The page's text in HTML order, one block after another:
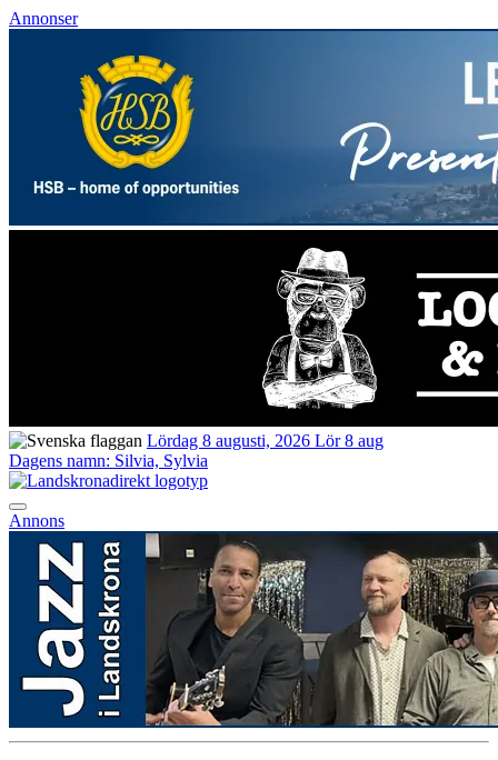
Annonser
Lördag 8 augusti, 2026 Lör 8 aug
Dagens namn: Silvia, Sylvia
Annons